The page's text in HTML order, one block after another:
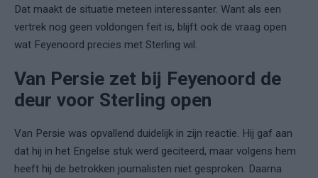
Dat maakt de situatie meteen interessanter. Want als een
vertrek nog geen voldongen feit is, blijft ook de vraag open
wat Feyenoord precies met Sterling wil.
Van Persie zet bij Feyenoord de
deur voor Sterling open
Van Persie was opvallend duidelijk in zijn reactie. Hij gaf aan
dat hij in het Engelse stuk werd geciteerd, maar volgens hem
heeft hij de betrokken journalisten niet gesproken. Daarna